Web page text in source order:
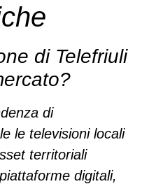
di Telefriuli
di
le televisioni locali
territoriali
digitali,